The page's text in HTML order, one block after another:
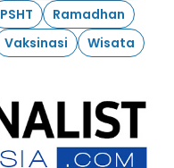
PSHT
Ramadhan
Vaksinasi Wisata